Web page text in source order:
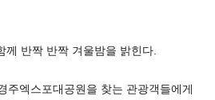
반짝 반짝 겨울밤을 밝힌다.
주엑스포대공원을 찾는 관광객들에게